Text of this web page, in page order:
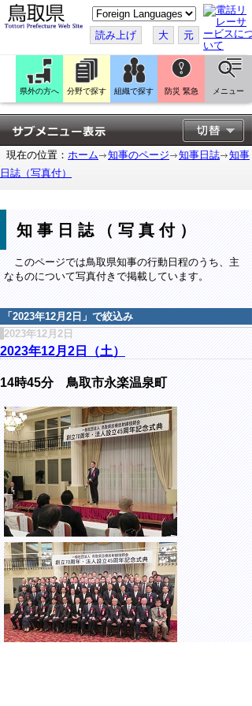
こ
の
ペ
ー
ジ
翻
訳
す
る
読み上げ 大 元
県外の方へ 分野で探す 組織で探す 防災 緊急 メニュー
現在の位置： ホーム 知事のページ 知事日誌
知事
日誌（写真付）
知事日誌（写真付）
このページでは鳥取県知事の行動日程のうち、主
なものについて写真付きで掲載しています。
「 2023年12月2日 」で絞込み
2023年12月2日
2023年12月2日（土）
14時45分 鳥取市永楽温泉町